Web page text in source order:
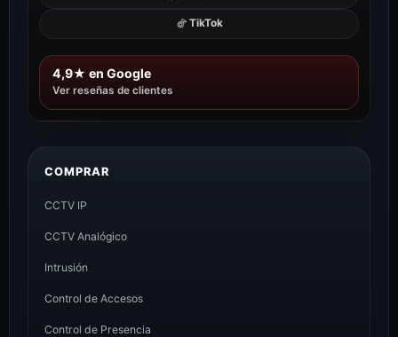
TikTok
4,9★ en Google
Ver reseñas de clientes
COMPRAR
CCTV IP
CCTV Analógico
Intrusión
Control de Accesos
Control de Presencia